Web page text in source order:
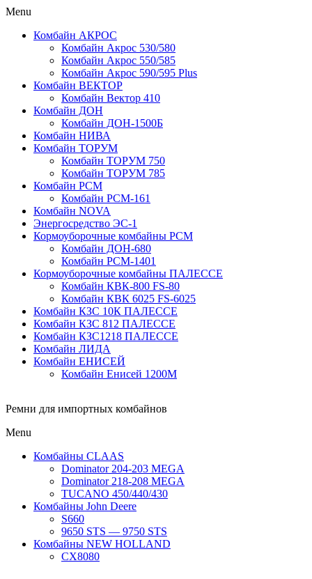
Menu
Комбайн АКРОС
Комбайн Акрос 530/580
Комбайн Акрос 550/585
Комбайн Акрос 590/595 Plus
Комбайн ВЕКТОР
Комбайн Вектор 410
Комбайн ДОН
Комбайн ДОН-1500Б
Комбайн НИВА
Комбайн ТОРУМ
Комбайн ТОРУМ 750
Комбайн ТОРУМ 785
Комбайн РСМ
Комбайн РСМ-161
Комбайн NOVA
Энергосредство ЭС-1
Кормоуборочные комбайны РСМ
Комбайн ДОН-680
Комбайн РСМ-1401
Кормоуборочные комбайны ПАЛЕССЕ
Комбайн КВК-800 FS-80
Комбайн КВК 6025 FS-6025
Комбайн КЗС 10К ПАЛЕССЕ
Комбайн КЗС 812 ПАЛЕССЕ
Комбайн КЗС1218 ПАЛЕССЕ
Комбайн ЛИДА
Комбайн ЕНИСЕЙ
Комбайн Енисей 1200М
Ремни для импортных комбайнов
Menu
Комбайны CLAAS
Dominator 204-203 MEGA
Dominator 218-208 MEGA
TUCANO 450/440/430
Комбайны John Deere
S660
9650 STS — 9750 STS
Комбайны NEW HOLLAND
CX8080